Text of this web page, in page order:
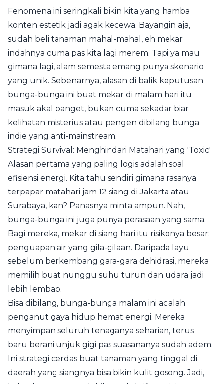
Fenomena ini seringkali bikin kita yang hamba
konten estetik jadi agak kecewa. Bayangin aja,
sudah beli tanaman mahal-mahal, eh mekar
indahnya cuma pas kita lagi merem. Tapi ya mau
gimana lagi, alam semesta emang punya skenario
yang unik. Sebenarnya, alasan di balik keputusan
bunga-bunga ini buat mekar di malam hari itu
masuk akal banget, bukan cuma sekadar biar
kelihatan misterius atau pengen dibilang bunga
indie yang anti-mainstream.
Strategi Survival: Menghindari Matahari yang 'Toxic'
Alasan pertama yang paling logis adalah soal
efisiensi energi. Kita tahu sendiri gimana rasanya
terpapar matahari jam 12 siang di Jakarta atau
Surabaya, kan? Panasnya minta ampun. Nah,
bunga-bunga ini juga punya perasaan yang sama.
Bagi mereka, mekar di siang hari itu risikonya besar:
penguapan air yang gila-gilaan. Daripada layu
sebelum berkembang gara-gara dehidrasi, mereka
memilih buat nunggu suhu turun dan udara jadi
lebih lembap.
Bisa dibilang, bunga-bunga malam ini adalah
penganut gaya hidup hemat energi. Mereka
menyimpan seluruh tenaganya seharian, terus
baru berani unjuk gigi pas suasananya sudah adem.
Ini strategi cerdas buat tanaman yang tinggal di
daerah yang siangnya bisa bikin kulit gosong. Jadi,